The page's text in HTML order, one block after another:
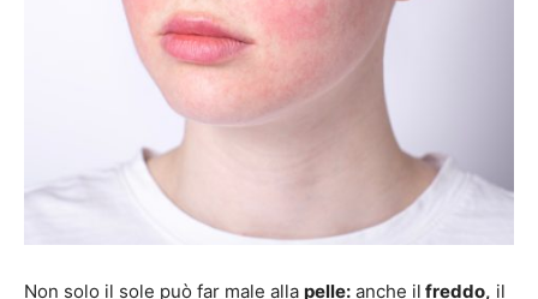
Non solo il sole può far male alla pelle: anche il freddo, il